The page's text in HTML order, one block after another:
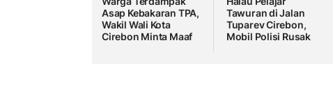
Asap Kebakaran TPA,
Wakil Wali Kota
Cirebon Minta Maaf
Tawuran di Jalan
Tuparev Cirebon,
Mobil Polisi Rusak